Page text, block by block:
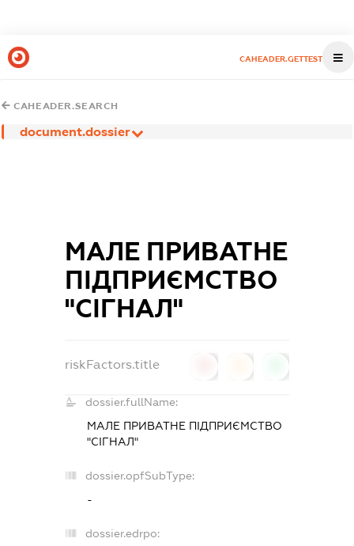
CAHEADER.GETTEST
CAHEADER.SEARCH
document.dossier
МАЛЕ ПРИВАТНЕ
ПІДПРИЄМСТВО
"СІГНАЛ"
riskFactors.title
dossier.fullName:
МАЛЕ ПРИВАТНЕ ПІДПРИЄМСТВО
"СІГНАЛ"
dossier.opfSubType:
-
dossier.edrpo: